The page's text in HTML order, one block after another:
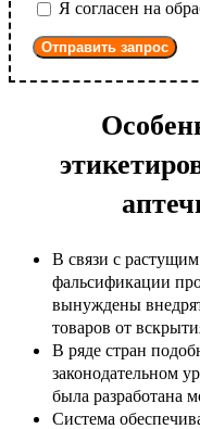
Я согласен на
Отправить запрос
В связи с
фальсификации
вынуждены
товаров от
В ряде стран
законодательном
была разработана
Система